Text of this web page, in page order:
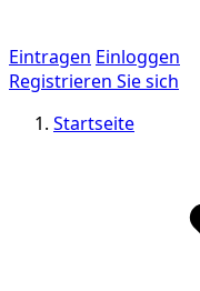
Eintragen Einloggen
Registrieren Sie sich
Startseite